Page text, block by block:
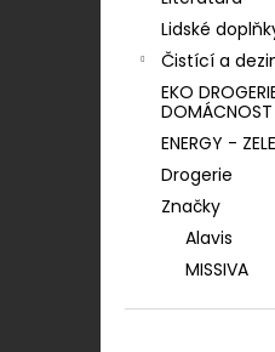
Lidské
Čistící a
EKO
DOMÁCNOST
ENERGY -
Drogerie
Značky
Alavis
MISSIVA